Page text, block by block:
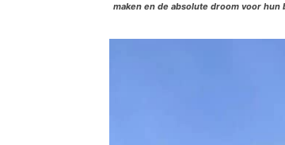
maken en de absolute droom voor hun